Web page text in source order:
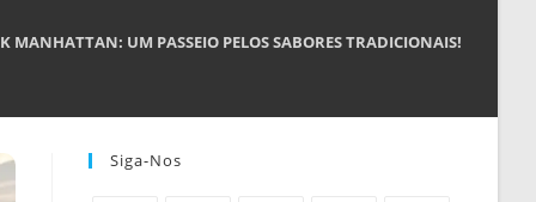
MANHATTAN: UM PASSEIO PELOS SABORES TRADICIONAIS!
Siga-Nos